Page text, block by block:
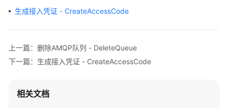
能
服
告
生成接入凭证 - CreateAccessCode
上一篇：删除AMQP队列 - DeleteQueue
下一篇：生成接入凭证 - CreateAccessCode
相关文档